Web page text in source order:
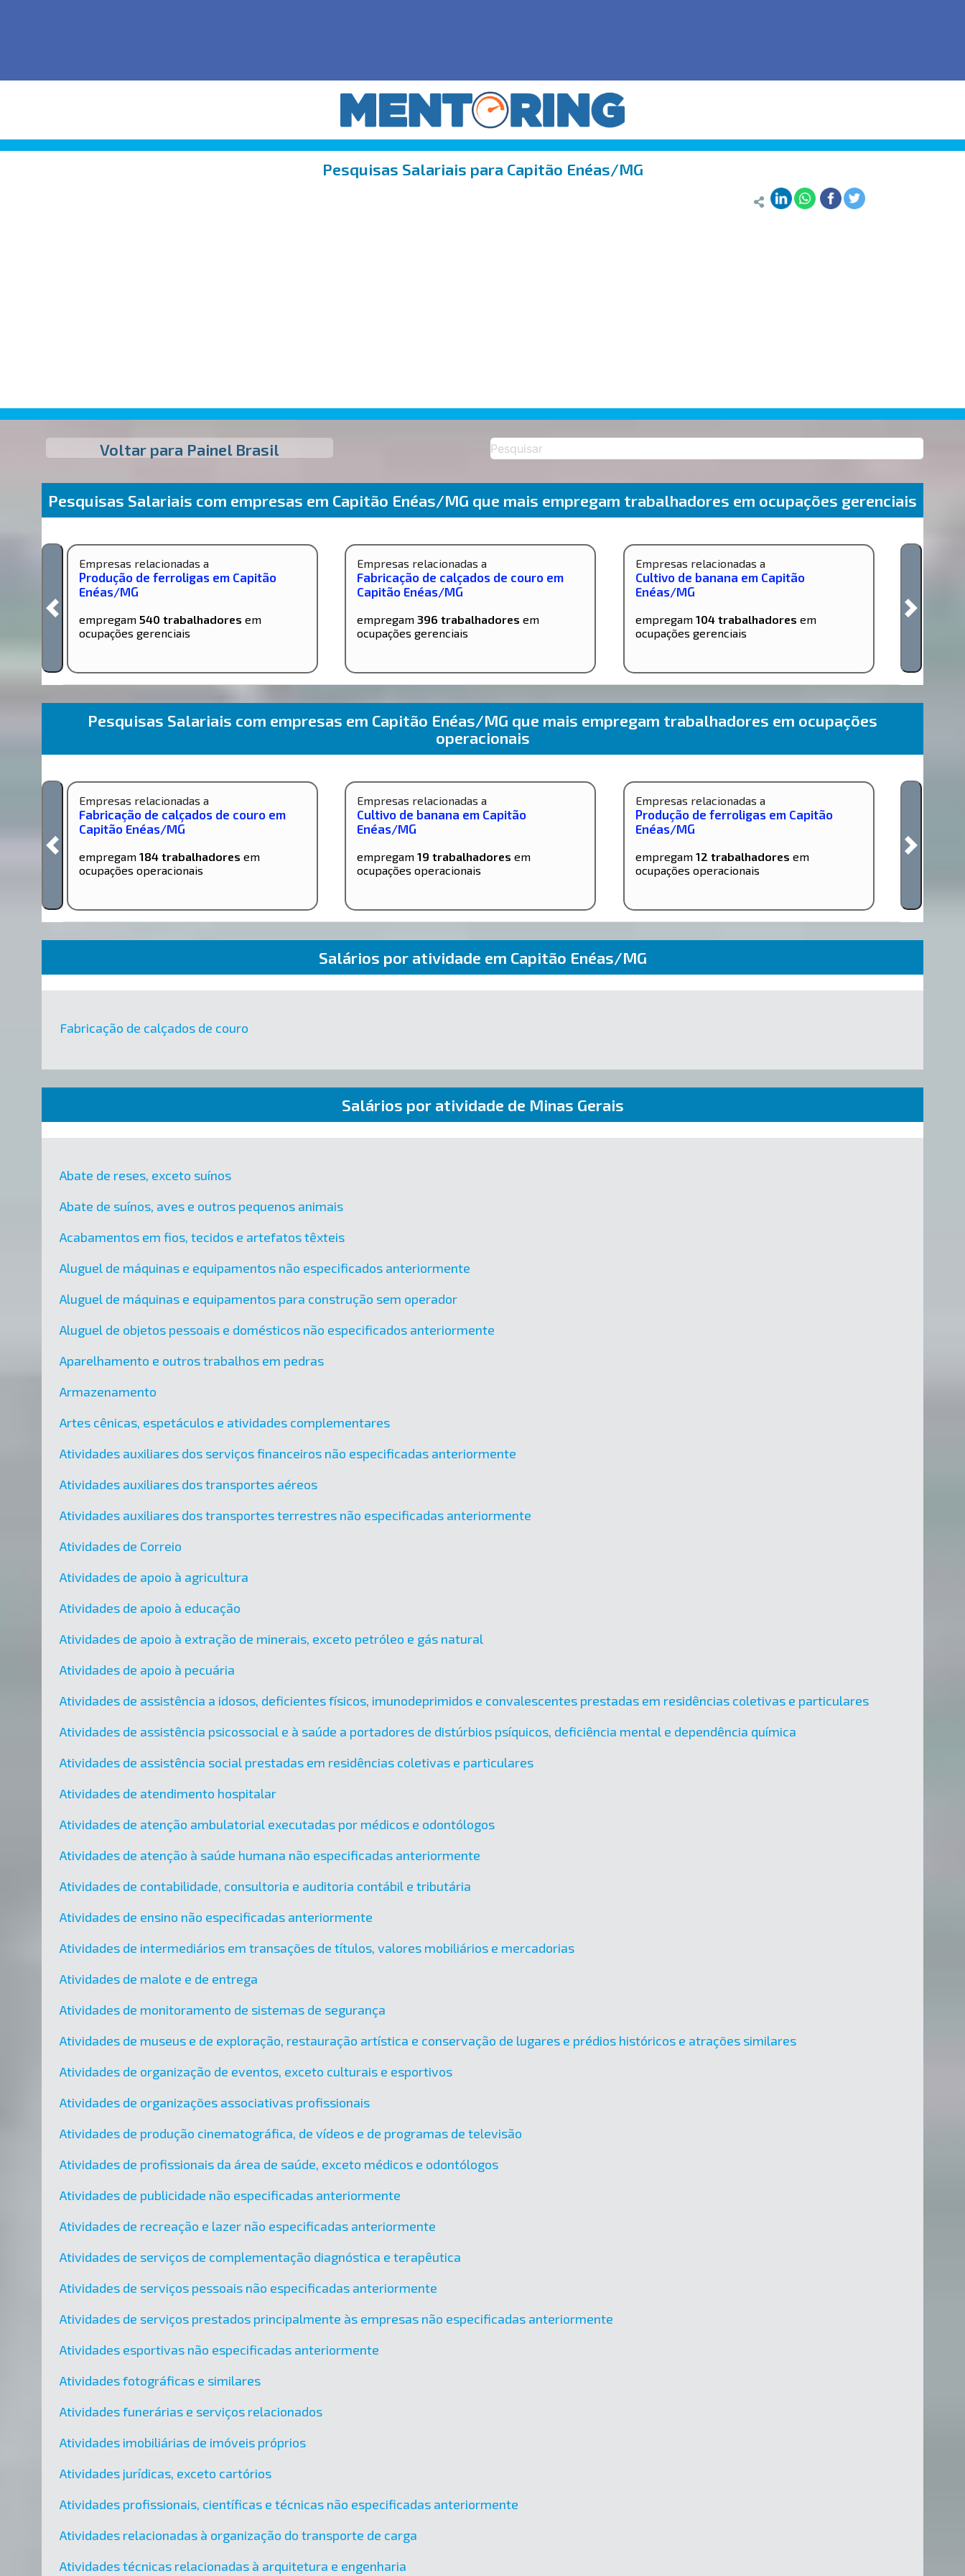
Pesquisas Salariais para Capitão Enéas/MG
Voltar para Painel Brasil
Pesquisas Salariais com empresas em Capitão Enéas/MG que mais empregam trabalhadores em ocupações gerenciais
Empresas relacionadas a
Produção de ferroligas em Capitão
Enéas/MG
empregam540 trabalhadores em
ocupações gerenciais
Empresas relacionadas a
Fabricação de calçados de couro em
Capitão Enéas/MG
empregam396 trabalhadores em
ocupações gerenciais
Empresas relacionadas a
Cultivo de banana em Capitão
Enéas/MG
empregam104 trabalhadores em
ocupações gerenciais
Pesquisas Salariais com empresas em Capitão Enéas/MG que mais empregam trabalhadores em ocupações
operacionais
Empresas relacionadas a
Fabricação de calçados de couro em
Capitão Enéas/MG
empregam184 trabalhadores em
ocupações operacionais
Empresas relacionadas a
Cultivo de banana em Capitão
Enéas/MG
empregam19 trabalhadores em
ocupações operacionais
Empresas relacionadas a
Produção de ferroligas em Capitão
Enéas/MG
empregam12 trabalhadores em
ocupações operacionais
Salários por atividade em Capitão Enéas/MG
Fabricação de calçados de couro
Salários por atividade de Minas Gerais
Abate de reses, exceto suínos
Abate de suínos, aves e outros pequenos animais
Acabamentos em fios, tecidos e artefatos têxteis
Aluguel de máquinas e equipamentos não especificados anteriormente
Aluguel de máquinas e equipamentos para construção sem operador
Aluguel de objetos pessoais e domésticos não especificados anteriormente
Aparelhamento e outros trabalhos em pedras
Armazenamento
Artes cênicas, espetáculos e atividades complementares
Atividades auxiliares dos serviços financeiros não especificadas anteriormente
Atividades auxiliares dos transportes aéreos
Atividades auxiliares dos transportes terrestres não especificadas anteriormente
Atividades de Correio
Atividades de apoio à agricultura
Atividades de apoio à educação
Atividades de apoio à extração de minerais, exceto petróleo e gás natural
Atividades de apoio à pecuária
Atividades de assistência a idosos, deficientes físicos, imunodeprimidos e convalescentes prestadas em residências coletivas e particulares
Atividades de assistência psicossocial e à saúde a portadores de distúrbios psíquicos, deficiência mental e dependência química
Atividades de assistência social prestadas em residências coletivas e particulares
Atividades de atendimento hospitalar
Atividades de atenção ambulatorial executadas por médicos e odontólogos
Atividades de atenção à saúde humana não especificadas anteriormente
Atividades de contabilidade, consultoria e auditoria contábil e tributária
Atividades de ensino não especificadas anteriormente
Atividades de intermediários em transações de títulos, valores mobiliários e mercadorias
Atividades de malote e de entrega
Atividades de monitoramento de sistemas de segurança
Atividades de museus e de exploração, restauração artística e conservação de lugares e prédios históricos e atrações similares
Atividades de organização de eventos, exceto culturais e esportivos
Atividades de organizações associativas profissionais
Atividades de produção cinematográfica, de vídeos e de programas de televisão
Atividades de profissionais da área de saúde, exceto médicos e odontólogos
Atividades de publicidade não especificadas anteriormente
Atividades de recreação e lazer não especificadas anteriormente
Atividades de serviços de complementação diagnóstica e terapêutica
Atividades de serviços pessoais não especificadas anteriormente
Atividades de serviços prestados principalmente às empresas não especificadas anteriormente
Atividades esportivas não especificadas anteriormente
Atividades fotográficas e similares
Atividades funerárias e serviços relacionados
Atividades imobiliárias de imóveis próprios
Atividades jurídicas, exceto cartórios
Atividades profissionais, científicas e técnicas não especificadas anteriormente
Atividades relacionadas à organização do transporte de carga
Atividades técnicas relacionadas à arquitetura e engenharia